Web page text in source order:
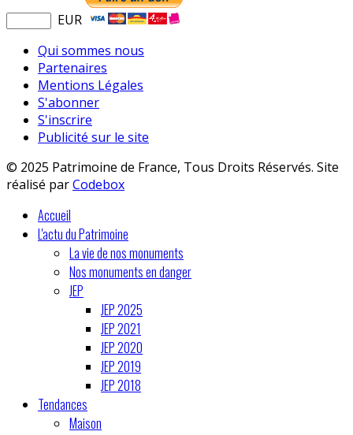
EUR
Qui sommes nous
Partenaires
Mentions Légales
S'abonner
S'inscrire
Publicité sur le site
© 2025 Patrimoine de France, Tous Droits Réservés. Site
réalisé parCodebox
Accueil
L'actu du Patrimoine
La vie de nos monuments
Nos monuments en danger
JEP
JEP 2025
JEP 2021
JEP 2020
JEP 2019
JEP 2018
Tendances
Maison